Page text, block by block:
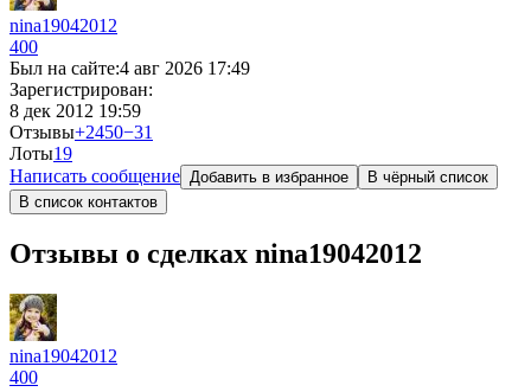
nina19042012
400
Был на сайте:4 авг 2026 17:49
Зарегистрирован:
8 дек 2012 19:59
Отзывы+2450−31
Лоты19
Написать сообщение Добавить в избранное
В чёрный список
В список контактов
Отзывы о сделках nina19042012
nina19042012
400